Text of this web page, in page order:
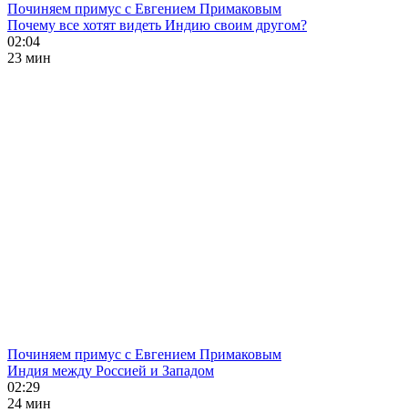
Починяем примус с Евгением Примаковым
Почему все хотят видеть Индию своим другом?
02:04
23 мин
Починяем примус с Евгением Примаковым
Индия между Россией и Западом
02:29
24 мин